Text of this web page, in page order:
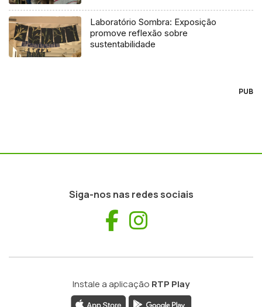
Laboratório Sombra: Exposição
promove reflexão sobre
sustentabilidade
PUB
Siga-nos nas redes sociais
Facebook
Instale a aplicação RTP Play